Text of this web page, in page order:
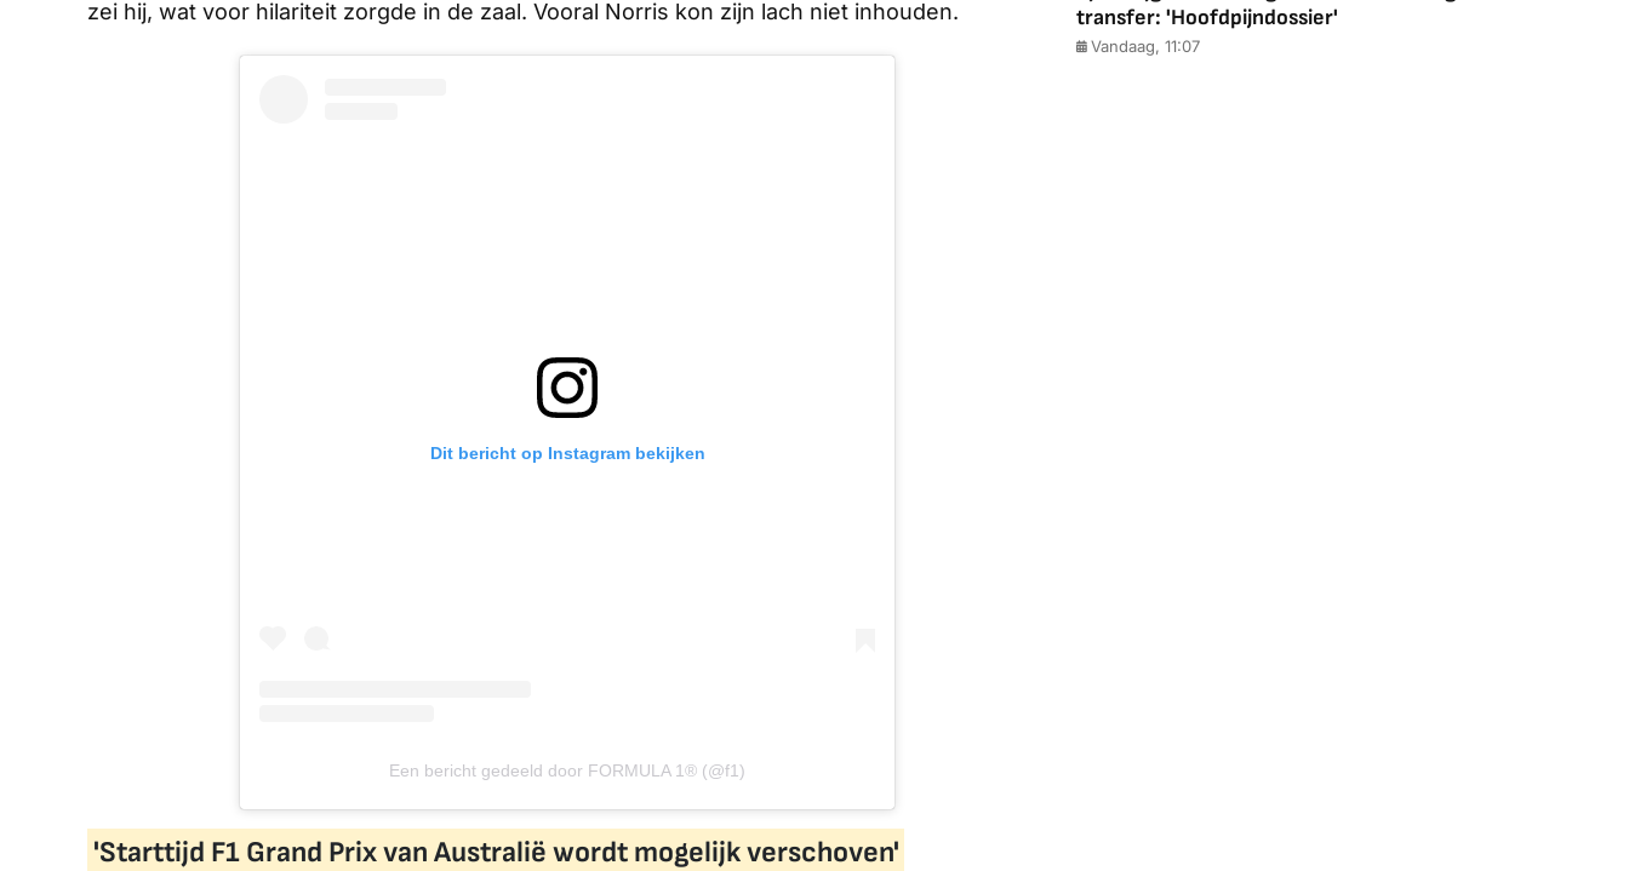
zei hij, wat voor hilariteit zorgde in de zaal. Vooral Norris kon zijn lach niet inhouden.
Dit bericht op Instagram bekijken
Een bericht gedeeld door FORMULA 1® (@f1)
'Starttijd F1 Grand Prix van Australië wordt mogelijk verschoven'
transfer: 'Hoofdpijndossier'
Vandaag, 11:07